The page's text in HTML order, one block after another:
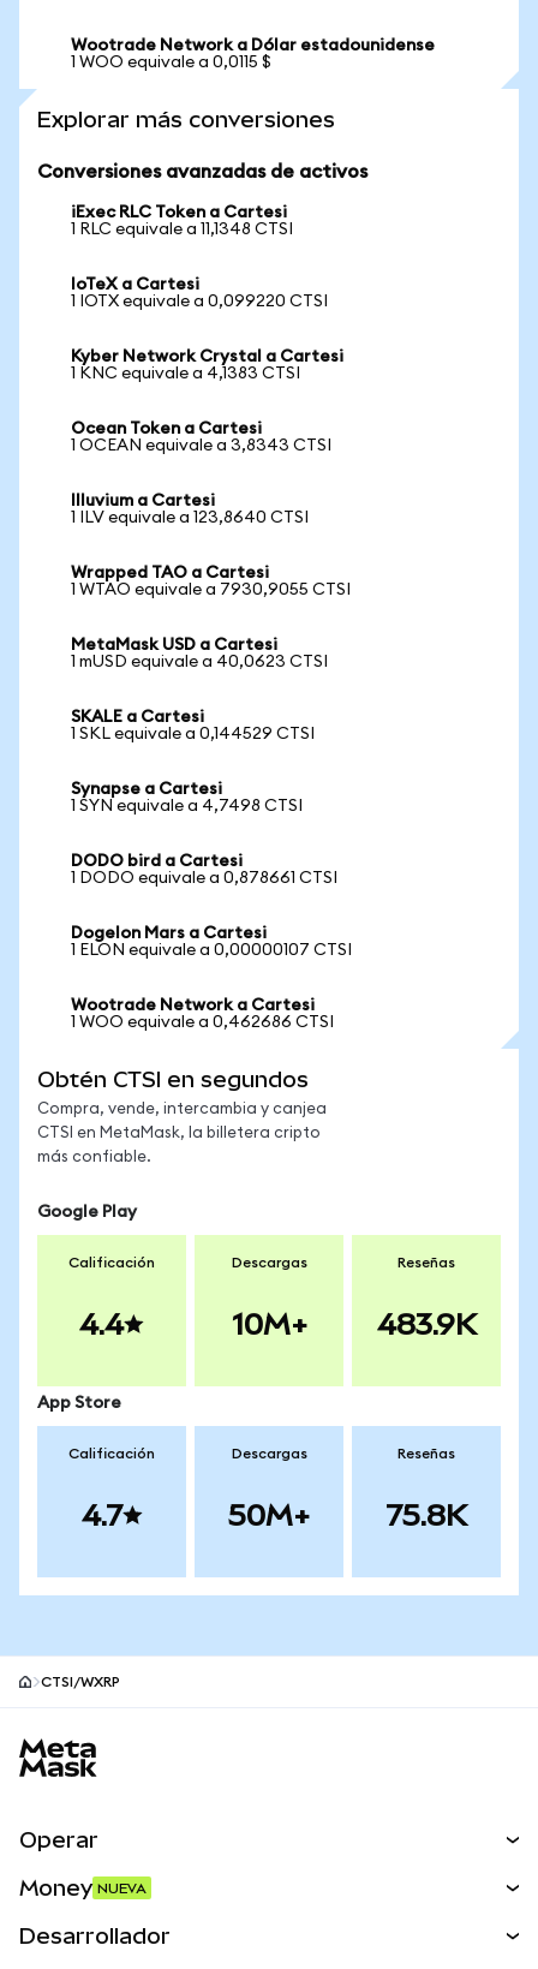
Wootrade Network a Dólar estadounidense
1 WOO equivale a 0,0115 $
Explorar más conversiones
Conversiones avanzadas de activos
iExec RLC Token a Cartesi
1 RLC equivale a 11,1348 CTSI
IoTeX a Cartesi
1 IOTX equivale a 0,099220 CTSI
Kyber Network Crystal a Cartesi
1 KNC equivale a 4,1383 CTSI
Ocean Token a Cartesi
1 OCEAN equivale a 3,8343 CTSI
Illuvium a Cartesi
1 ILV equivale a 123,8640 CTSI
Wrapped TAO a Cartesi
1 WTAO equivale a 7930,9055 CTSI
MetaMask USD a Cartesi
1 mUSD equivale a 40,0623 CTSI
SKALE a Cartesi
1 SKL equivale a 0,144529 CTSI
Synapse a Cartesi
1 SYN equivale a 4,7498 CTSI
DODO bird a Cartesi
1 DODO equivale a 0,878661 CTSI
Dogelon Mars a Cartesi
1 ELON equivale a 0,00000107 CTSI
Wootrade Network a Cartesi
1 WOO equivale a 0,462686 CTSI
Obtén CTSI en segundos
Compra, vende, intercambia y canjea
CTSI en MetaMask, la billetera cripto
más confiable.
Google Play
Calificación
4.4
Descargas
10M+
Reseñas
483.9K
App Store
Calificación
4.7
Descargas
50M+
Reseñas
75.8K
CTSI/WXRP
Operar
Money NUEVA
Desarrollador